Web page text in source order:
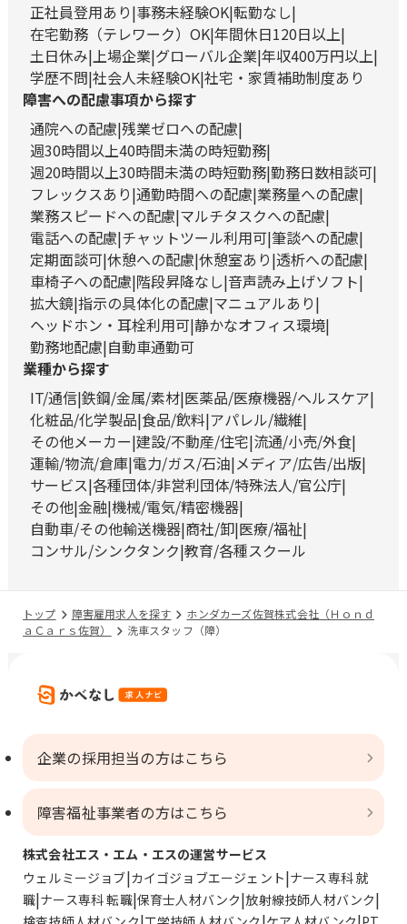
正社員登用あり 事務未経験OK 転勤なし
在宅勤務（テレワーク）OK 年間休日120日以上
土日休み 上場企業 グローバル企業 年収400万円以上
学歴不問 社会人未経験OK 社宅・家賃補助制度あり
障害への配慮事項から探す
通院への配慮 残業ゼロへの配慮
週30時間以上40時間未満の時短勤務
週20時間以上30時間未満の時短勤務 勤務日数相談可
フレックスあり 通勤時間への配慮 業務量への配慮
業務スピードへの配慮 マルチタスクへの配慮
電話への配慮 チャットツール利用可 筆談への配慮
定期面談可 休憩への配慮 休憩室あり 透析への配慮
車椅子への配慮 階段昇降なし 音声読み上げソフト
拡大鏡 指示の具体化の配慮 マニュアルあり
ヘッドホン・耳栓利用可 静かなオフィス環境
勤務地配慮 自動車通勤可
業種から探す
IT/通信 鉄鋼/金属/素材 医薬品/医療機器/ヘルスケア
化粧品/化学製品 食品/飲料 アパレル/繊維
その他メーカー 建設/不動産/住宅 流通/小売/外食
運輸/物流/倉庫 電力/ガス/石油 メディア/広告/出版
サービス 各種団体/非営利団体/特殊法人/官公庁
その他 金融 機械/電気/精密機器
自動車/その他輸送機器 商社/卸 医療/福祉
コンサル/シンクタンク 教育/各種スクール
トップ 障害雇用求人を探す
ホンダカーズ佐賀株式会社（Ｈｏｎｄ
ａＣａｒｓ佐賀）
洗車スタッフ（障）
企業の採用担当の方はこちら
障害福祉事業者の方はこちら
株式会社エス・エム・エスの運営サービス
ウェルミージョブ カイゴジョブエージェント ナース専科 就
職 ナース専科 転職 保育士人材バンク 放射線技師人材バンク